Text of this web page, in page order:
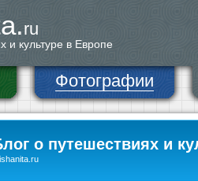
ru
и культуре в Европе
Фотографии
о путешествиях и